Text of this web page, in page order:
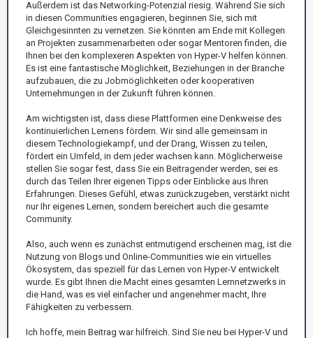
Außerdem ist das Networking-Potenzial riesig. Während Sie sich
in diesen Communities engagieren, beginnen Sie, sich mit
Gleichgesinnten zu vernetzen. Sie könnten am Ende mit Kollegen
an Projekten zusammenarbeiten oder sogar Mentoren finden, die
Ihnen bei den komplexeren Aspekten von Hyper-V helfen können.
Es ist eine fantastische Möglichkeit, Beziehungen in der Branche
aufzubauen, die zu Jobmöglichkeiten oder kooperativen
Unternehmungen in der Zukunft führen können.
Am wichtigsten ist, dass diese Plattformen eine Denkweise des
kontinuierlichen Lernens fördern. Wir sind alle gemeinsam in
diesem Technologiekampf, und der Drang, Wissen zu teilen,
fördert ein Umfeld, in dem jeder wachsen kann. Möglicherweise
stellen Sie sogar fest, dass Sie ein Beitragender werden, sei es
durch das Teilen Ihrer eigenen Tipps oder Einblicke aus Ihren
Erfahrungen. Dieses Gefühl, etwas zurückzugeben, verstärkt nicht
nur Ihr eigenes Lernen, sondern bereichert auch die gesamte
Community.
Also, auch wenn es zunächst entmutigend erscheinen mag, ist die
Nutzung von Blogs und Online-Communities wie ein virtuelles
Ökosystem, das speziell für das Lernen von Hyper-V entwickelt
wurde. Es gibt Ihnen die Macht eines gesamten Lernnetzwerks in
die Hand, was es viel einfacher und angenehmer macht, Ihre
Fähigkeiten zu verbessern.
Ich hoffe, mein Beitrag war hilfreich. Sind Sie neu bei Hyper-V und